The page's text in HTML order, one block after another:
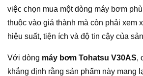
việc chọn mua một dòng máy bơm
thuộc vào giá thành mà còn phải xem
hiệu suất, tiện ích và độ tin cậy của
Với dòng máy bơm Tohatsu V30AS,
khẳng định rằng sản phẩm này mang